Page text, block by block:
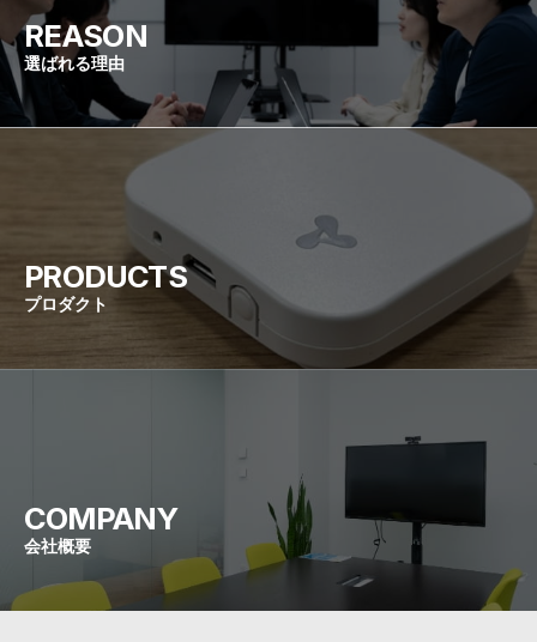
選ばれる理由
REASON
プロダクト
PRODUCTS
会社概要
COMPANY